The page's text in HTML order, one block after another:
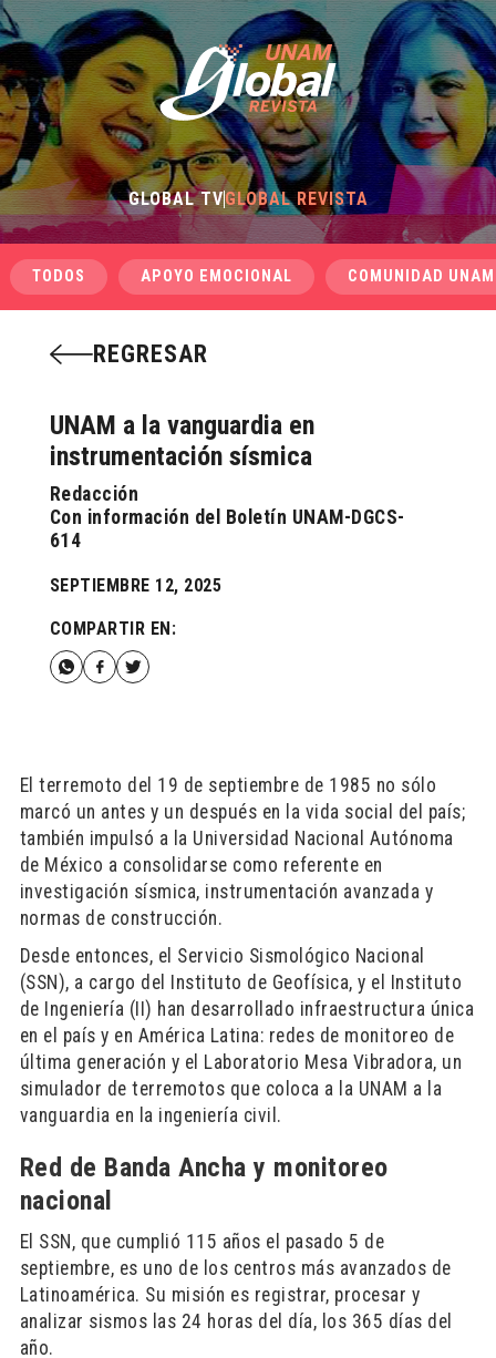
GLOBAL TVGLOBAL REVISTA
TODOS APOYO EMOCIONAL COMUNIDAD UNAM
REGRESAR
UNAM a la vanguardia en
instrumentación sísmica
Redacción
Con información del
Boletín UNAM-DGCS-
614
SEPTIEMBRE 12, 2025
COMPARTIR EN:
El terremoto del 19 de septiembre de 1985 no sólo
marcó un antes y un después en la vida social del país;
también impulsó a la Universidad Nacional Autónoma
de México a consolidarse como referente en
investigación sísmica, instrumentación avanzada y
normas de construcción.
Desde entonces, el Servicio Sismológico Nacional
(SSN), a cargo del Instituto de Geofísica, y el Instituto
de Ingeniería (II) han desarrollado infraestructura única
en el país y en América Latina: redes de monitoreo de
última generación y el Laboratorio Mesa Vibradora, un
simulador de terremotos que coloca a la UNAM a la
vanguardia en la ingeniería civil.
Red de Banda Ancha y monitoreo
nacional
El SSN, que cumplió 115 años el pasado 5 de
septiembre, es uno de los centros más avanzados de
Latinoamérica. Su misión es registrar, procesar y
analizar sismos las 24 horas del día, los 365 días del
año.